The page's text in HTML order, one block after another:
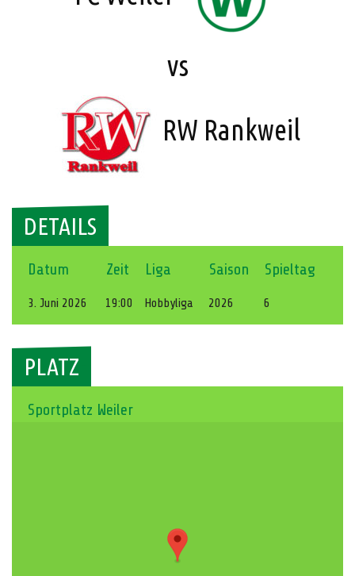
vs
RW Rankweil
DETAILS
Datum Zeit Liga Saison Spieltag
3. Juni 2026 19:00 Hobbyliga 2026 6
PLATZ
Sportplatz Weiler